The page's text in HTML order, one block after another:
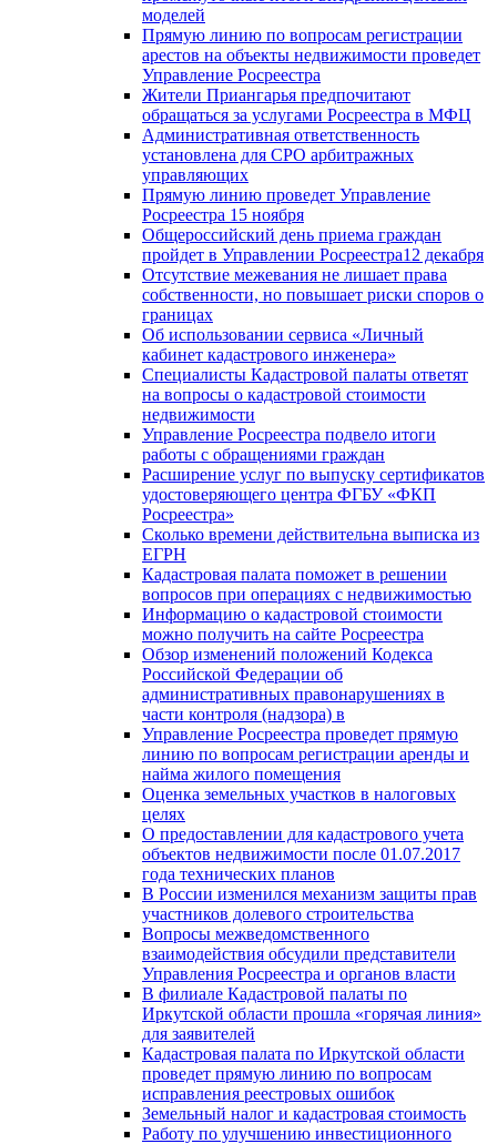
моделей
Прямую линию по вопросам регистрации
арестов на объекты недвижимости проведет
Управление Росреестра
Жители Приангарья предпочитают
обращаться за услугами Росреестра в МФЦ
Административная ответственность
установлена для СРО арбитражных
управляющих
Прямую линию проведет Управление
Росреестра 15 ноября
Общероссийский день приема граждан
пройдет в Управлении Росреестра12 декабря
Отсутствие межевания не лишает права
собственности, но повышает риски споров о
границах
Об использовании сервиса «Личный
кабинет кадастрового инженера»
Специалисты Кадастровой палаты ответят
на вопросы о кадастровой стоимости
недвижимости
Управление Росреестра подвело итоги
работы с обращениями граждан
Расширение услуг по выпуску сертификатов
удостоверяющего центра ФГБУ «ФКП
Росреестра»
Сколько времени действительна выписка из
ЕГРН
Кадастровая палата поможет в решении
вопросов при операциях с недвижимостью
Информацию о кадастровой стоимости
можно получить на сайте Росреестра
Обзор изменений положений Кодекса
Российской Федерации об
административных правонарушениях в
части контроля (надзора) в
Управление Росреестра проведет прямую
линию по вопросам регистрации аренды и
найма жилого помещения
Оценка земельных участков в налоговых
целях
О предоставлении для кадастрового учета
объектов недвижимости после 01.07.2017
года технических планов
В России изменился механизм защиты прав
участников долевого строительства
Вопросы межведомственного
взаимодействия обсудили представители
Управления Росреестра и органов власти
В филиале Кадастровой палаты по
Иркутской области прошла «горячая линия»
для заявителей
Кадастровая палата по Иркутской области
проведет прямую линию по вопросам
исправления реестровых ошибок
Земельный налог и кадастровая стоимость
Работу по улучшению инвестиционного